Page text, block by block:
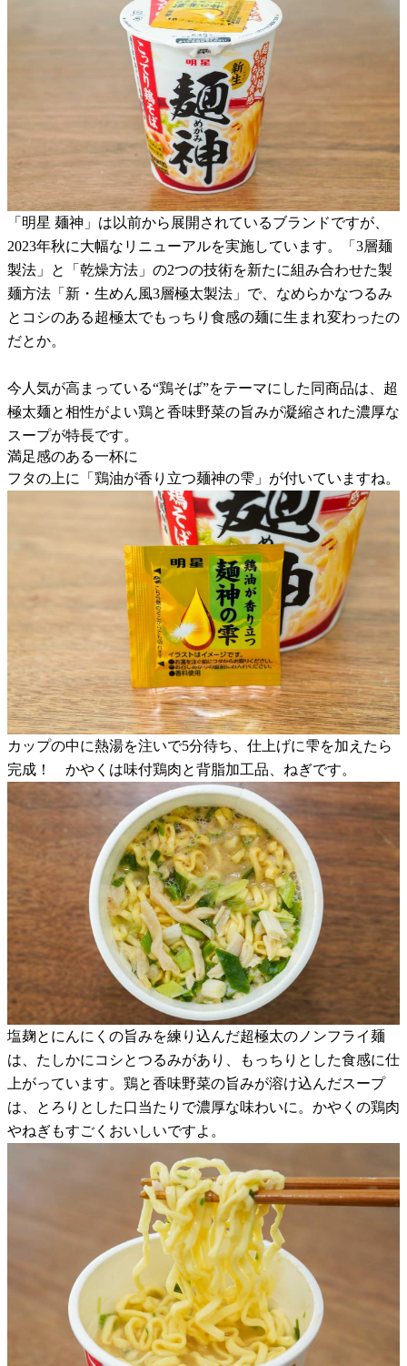
「明星 麺神」は以前から展開されているブランドですが、
2023年秋に大幅なリニューアルを実施しています。「3層麺
製法」と「乾燥方法」の2つの技術を新たに組み合わせた製
麺方法「新・生めん風3層極太製法」で、なめらかなつるみ
とコシのある超極太でもっちり食感の麺に生まれ変わったの
だとか。
今人気が高まっている“鶏そば”をテーマにした同商品は、超
極太麺と相性がよい鶏と香味野菜の旨みが凝縮された濃厚な
スープが特長です。
満足感のある一杯に
フタの上に「鶏油が香り立つ麺神の雫」が付いていますね。
カップの中に熱湯を注いで5分待ち、仕上げに雫を加えたら
完成！ かやくは味付鶏肉と背脂加工品、ねぎです。
塩麹とにんにくの旨みを練り込んだ超極太のノンフライ麺
は、たしかにコシとつるみがあり、もっちりとした食感に仕
上がっています。鶏と香味野菜の旨みが溶け込んだスープ
は、とろりとした口当たりで濃厚な味わいに。かやくの鶏肉
やねぎもすごくおいしいですよ。